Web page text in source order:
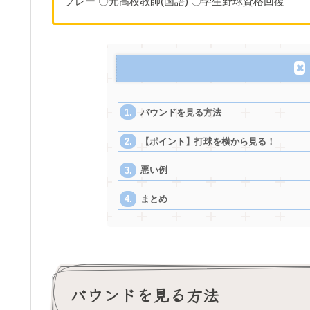
バウンドを見る方法
【ポイント】打球を横から見る！
悪い例
まとめ
バウンドを見る方法